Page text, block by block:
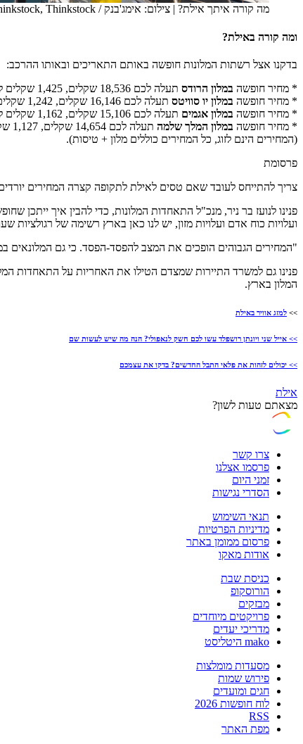
מה קורה איתך אילת? | צילום: אימג'בנק / Thinkstock, Thinkstock
ומה קורה באילת?
בדקנו אצל רשתות המלונות חופשה באותם התאריכים ובאותו ההרכב:
* מחיר חופשה במלון הרודס תעלה לכם 18,536 שקלים, 1,425 שקלים ללילה בממוצע.
* מחיר חופשה במלון יו סוויטס תעלה לכם 16,146 שקלים, 1,242 שקלים ללילה בממוצע.
* מחיר חופשה במלון אגמים תעלה לכם 15,106 שקלים, 1,162 שקלים ללילה בממוצע.
* מחיר חופשה במלון המלך שלמה תעלה לכם 14,654 שקלים, 1,127 שקלים ללילה בממוצע.
(המחירים הינם לזוג, כל המחירים כוללים מלון + טיסות).
פרסומת
צריך להתייחס לעובד שאם טסים לאילת לתקופה קצרה המחירים
פנינו לנועז בר ניר, מנכ"ל התאחדות המלונות, כדי להבין איך ייתכן
ועלויות כוח אדם ועלויות מזון, יש לנו כאן בארץ רשימה של רגולציות
"המחירים הגבוהים הופכים את המצב להפסד-הפסד. כי גם
פנינו גם למשרד התיירות שמצדם הטילו את האחריות על התאחדות
המלון בארץ.
>> למזג אוויר באילת
>> אייל שני ויונתן רושפלד עשו לכם חשק לנאפולי? הנה מה שיש לעשות שם
>> יכולים לזהות את פלאי התבל החדשים? בדקו את עצמכם
אילת
מצאתם טעות לשון?
צרו קשר
פרסמו אצלנו
זמני היום
הסדרי נגישות
תנאי השימוש
מדיניות הפרטיות
פרסום ממומן באתר
אודות מאקו
כניסת שבת
הורוסקופ
מבזקים
פרויקטים מיוחדים
מדריכי יעדים
mako היטליסט
מסעדות מומלצות
פירוש שמות
חגים ומועדים
לוח חופשות 2026
RSS
מפת האתר